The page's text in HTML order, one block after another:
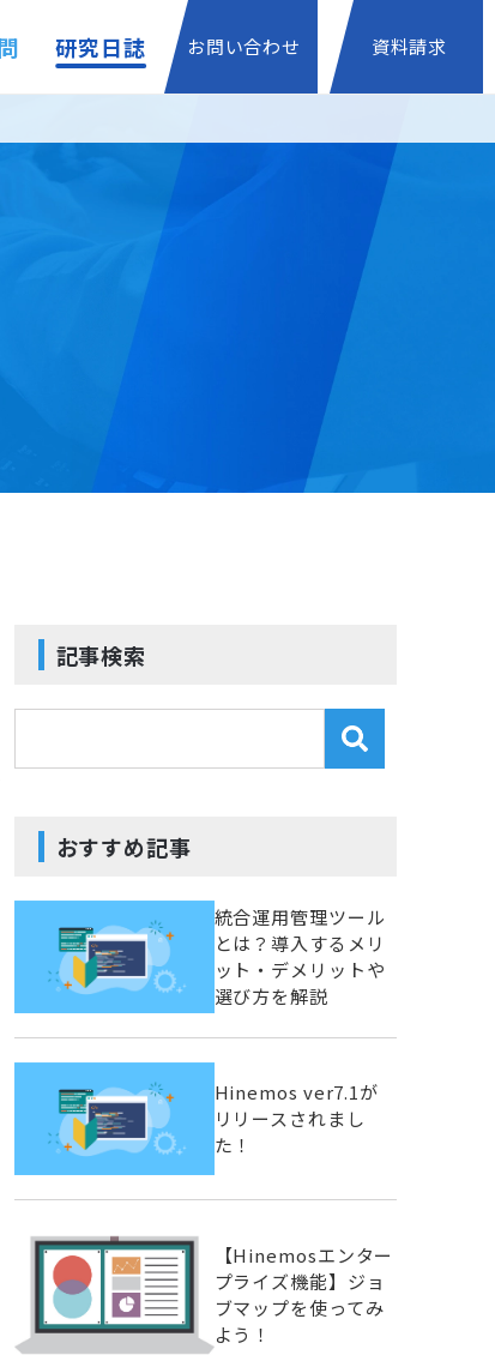
研究日誌 お問い合わせ 資料請求
記事検索
おすすめ記事
統合運用管理ツール
とは？導入するメリ
ット・デメリットや
選び方を解説
Hinemos ver7.1が
リリースされまし
た！
【Hinemosエンター
プライズ機能】ジョ
ブマップを使ってみ
よう！